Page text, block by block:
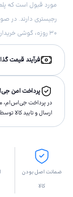
مورد قبول است که
رجیستری دارند. در
۳۰ روزه، گوشی خریداری‌شده را مرجوع کنید.
فرآیند قیمت
پرداخت امن
در پرداخت جی‌اس‌ام،
ارسال و تاييد كالا
ضمانت اصل بودن
کالا